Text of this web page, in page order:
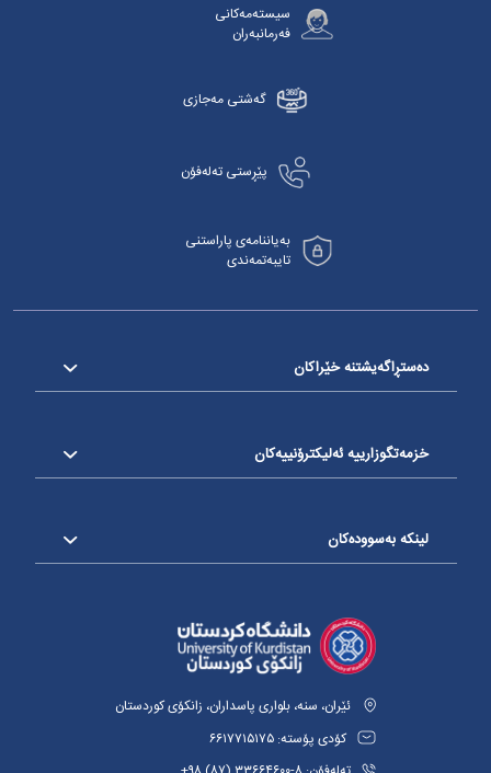
سیستەمەکانی
فەرمانبەران
گەشتی مەجازی
پێڕستی تەلەفۆن
بەیاننامەی پاراستنی
تایبەتمەندی
دەستڕاگەیشتنە خێراکان
خزمەتگوزارییە ئەلیکترۆنییەکان
لینکە بەسوودەکان
ئێران، سنە، بلواری پاسداران، زانکۆی کوردستان
کۆدی پۆستە: ٦٦١٧٧١٥١٧٥